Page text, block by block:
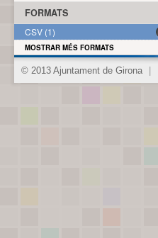
FORMATS
CSV (1)
MOSTRAR MÉS FORMATS
© 2013 Ajuntament de Girona